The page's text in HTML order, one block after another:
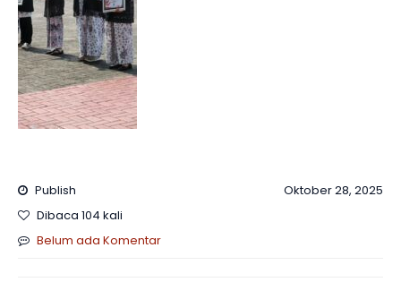
Publish
Oktober 28, 2025
Dibaca 104 kali
Belum ada Komentar